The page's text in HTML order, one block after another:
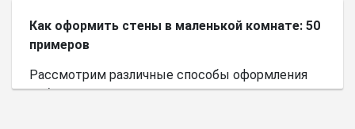
Как оформить стены в маленькой комнате: 50
примеров
Рассмотрим различные способы оформления
небольшого пространства.